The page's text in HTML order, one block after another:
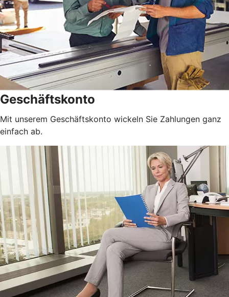
Geschäftskonto
Mit unserem Geschäftskonto wickeln Sie Zahlungen ganz
einfach ab.